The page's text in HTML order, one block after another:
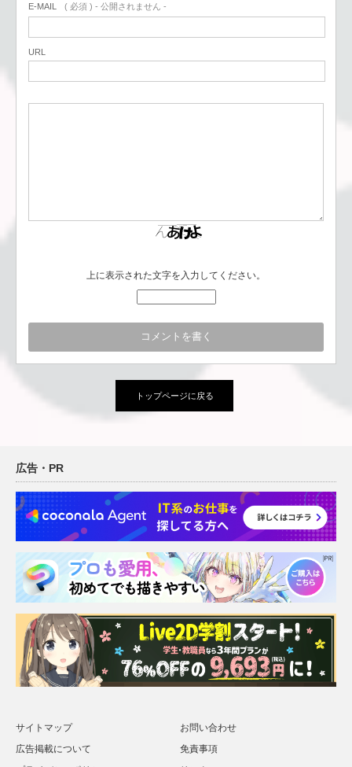
E-MAIL ( 必須 ) - 公開されません -
URL
上に表示された文字を入力してください。
トップページに戻る
広告・PR
サイトマップ
お問い合わせ
広告掲載について
免責事項